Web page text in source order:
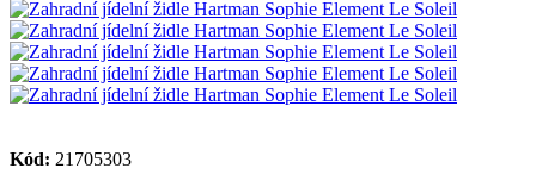
Kód: 21705303